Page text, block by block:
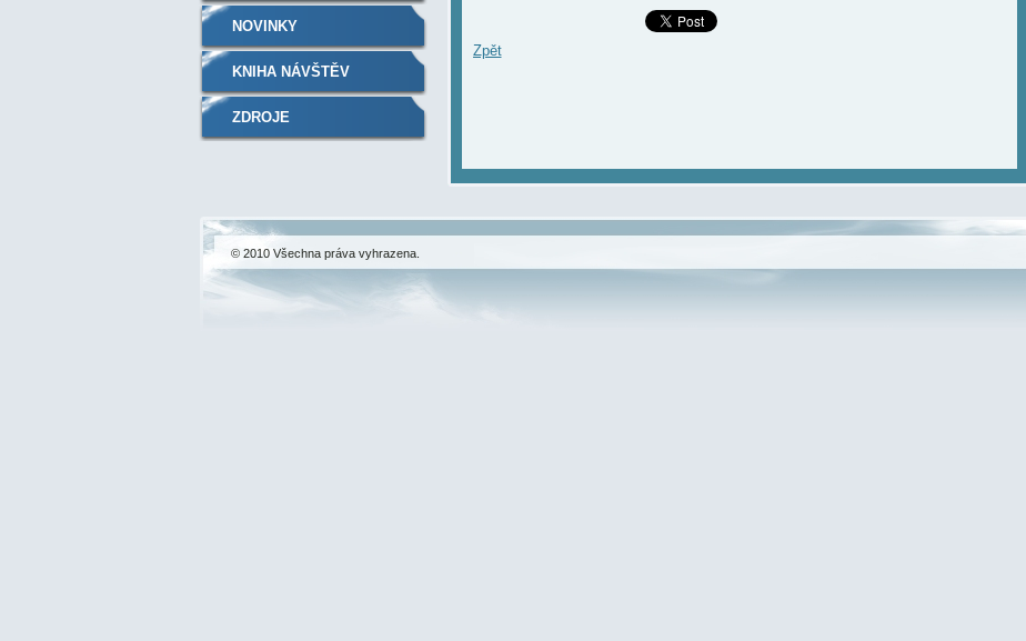
Zpět
NOVINKY
KNIHA NÁVŠTĚV
ZDROJE
© 2010 Všechna práva vyhrazena.